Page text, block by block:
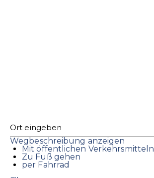
Wegbeschreibung anzeigen
Mit öffentlichen Verkehrsmitteln
Zu Fuß gehen
per Fahrrad